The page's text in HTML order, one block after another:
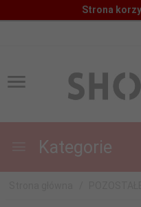
Strona
Kategorie